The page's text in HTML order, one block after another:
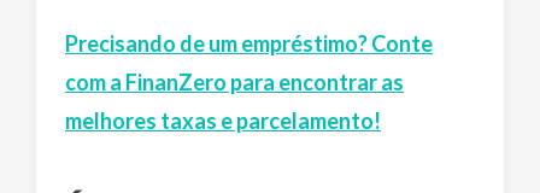
Precisando de um empréstimo? Conte
com a FinanZero para encontrar as
melhores taxas e parcelamento!